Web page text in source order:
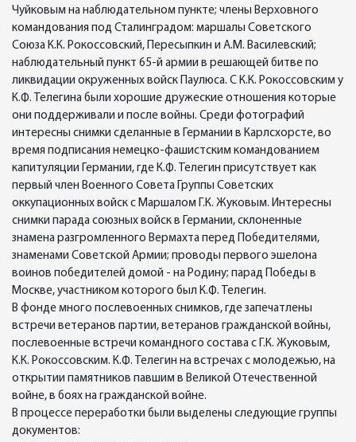
Чуйковым на наблюдательном пункте; члены Верховного
командования под Сталинградом: маршалы Советского
Союза К.К. Рокоссовский, Пересыпкин и А.М. Василевский;
наблюдательный пункт 65-й армии в решающей битве по
ликвидации окруженных войск Паулюса. С К.К. Рокоссовским у
К.Ф. Телегина были хорошие дружеские отношения которые
они поддерживали и после войны. Среди фотографий
интересны снимки сделанные в Германии в Карлсхорсте, во
время подписания немецко-фашистским командованием
капитуляции Германии, где К.Ф. Телегин присутствует как
первый член Военного Совета Группы Советских
оккупационных войск с Маршалом Г.К. Жуковым. Интересны
снимки парада союзных войск в Германии, склоненные
знамена разгромленного Вермахта перед Победителями,
знаменами Советской Армии; проводы первого эшелона
воинов победителей домой - на Родину; парад Победы в
Москве, участником которого был К.Ф. Телегин.
В фонде много послевоенных снимков, где запечатлены
встречи ветеранов партии, ветеранов гражданской войны,
послевоенные встречи командного состава с Г.К. Жуковым,
К.К. Рокоссовским. К.Ф. Телегин на встречах с молодежью, на
открытии памятников павшим в Великой Отечественной
войне, в боях на гражданской войне.
В процессе переработки были выделены следующие группы
документов: